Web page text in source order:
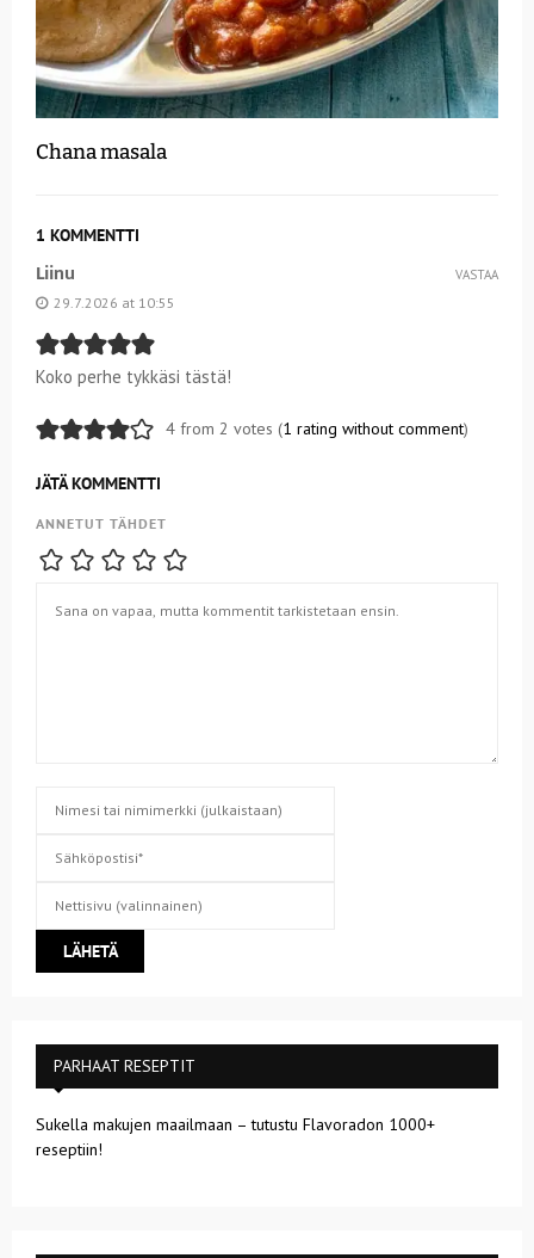
Chana masala
1 KOMMENTTI
Liinu
29.7.2026 at 10:55
Koko perhe tykkäsi tästä!
VASTAA
4 from 2 votes (1 rating without comment)
JÄTÄ KOMMENTTI
ANNETUT TÄHDET
PARHAAT RESEPTIT
Sukella makujen maailmaan – tutustu Flavoradon 1000+
reseptiin!